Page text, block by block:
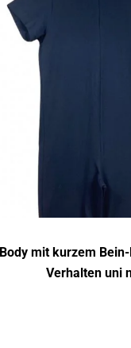
Body mit kurzem
Verhalten uni